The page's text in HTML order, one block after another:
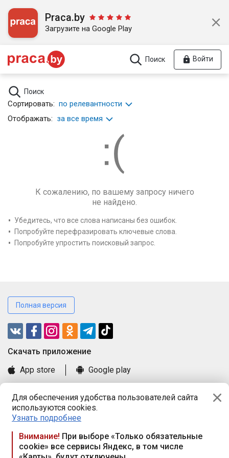
Для обеспечения удобства пользователей сайта
используются cookies.
Узнать подробнее
Внимание! При выборе «Только обязательные
cookie» все сервисы Яндекс, в том числе
Praca.by
Загрузите на Google Play
Поиск Войти
Поиск
Сортировать: по релевантности
Отображать: за все время
К сожалению, по вашему запросу ничего
не найдено.
Убедитесь, что все слова написаны без ошибок.
Попробуйте перефразировать ключевые слова.
Попробуйте упростить поисковый запрос.
Полная версия
Cкачать приложение
App store
Google play
Книга замечаний и предложений
Правила и документы
Praca.by © 2000—2026, ООО «ПРАЦА БАЙ»
Республика Беларусь, 220114, г. Минск, пр-т Независимости
117а, пом. № 9.